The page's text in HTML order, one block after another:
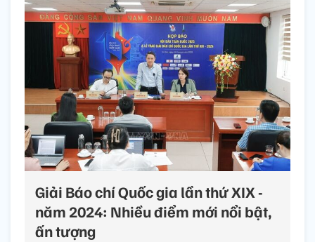
Giải Báo chí Quốc gia lần thứ XIX -
năm 2024: Nhiều điểm mới nổi bật,
ấn tượng